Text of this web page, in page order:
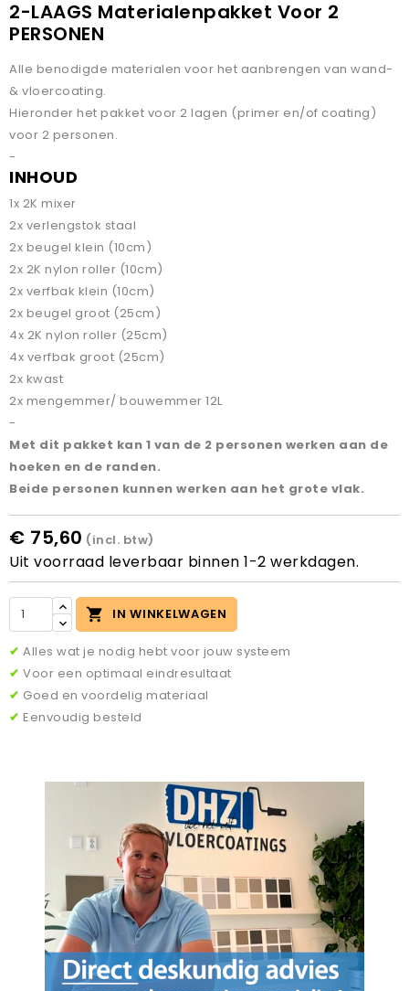
2-LAAGS Materialenpakket Voor 2
PERSONEN
Alle benodigde materialen voor het aanbrengen van wand-
& vloercoating.
Hieronder het pakket voor 2 lagen (primer en/of coating)
voor 2 personen.
-
INHOUD
1x 2K mixer
2x verlengstok staal
2x beugel klein (10cm)
2x 2K nylon roller (10cm)
2x verfbak klein (10cm)
2x beugel groot (25cm)
4x 2K nylon roller (25cm)
4x verfbak groot (25cm)
2x kwast
2x mengemmer/ bouwemmer 12L
-
Met dit pakket kan 1 van de 2 personen werken aan de
hoeken en de randen.
Beide personen kunnen werken aan het grote vlak.
€ 75,60 (incl. btw)
Uit voorraad leverbaar binnen 1-2 werkdagen.
 IN WINKELWAGEN
✔ Alles wat je nodig hebt voor jouw systeem
✔ Voor een optimaal eindresultaat
✔ Goed en voordelig materiaal
✔ Eenvoudig besteld